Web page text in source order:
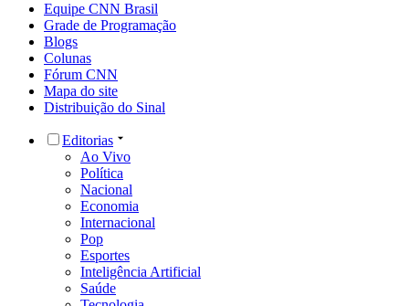
Equipe CNN Brasil
Grade de Programação
Blogs
Colunas
Fórum CNN
Mapa do site
Distribuição do Sinal
Editorias
Ao Vivo
Política
Nacional
Economia
Internacional
Pop
Esportes
Inteligência Artificial
Saúde